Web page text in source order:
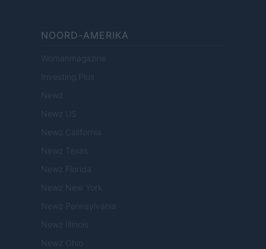
NOORD-AMERIKA
Womanmagazine
Investing Plus
Newz
Newz US
Newz California
Newz Texas
Newz Florida
Newz New York
Newz Pennsylvania
Newz Illinois
Newz Ohio